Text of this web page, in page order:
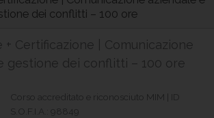
dei conflitti – 100 ore
+ Certificazione | Comunicazione
gestione dei conflitti – 100 ore
Corso accreditato e riconosciuto MIM | ID
S.O.F.I.A.: 98849